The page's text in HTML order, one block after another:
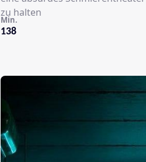
zu halten
138
Min.